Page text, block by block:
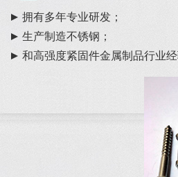
拥有多年专业研发；
生产制造不锈钢；
和高强度紧固件金属制品行业经